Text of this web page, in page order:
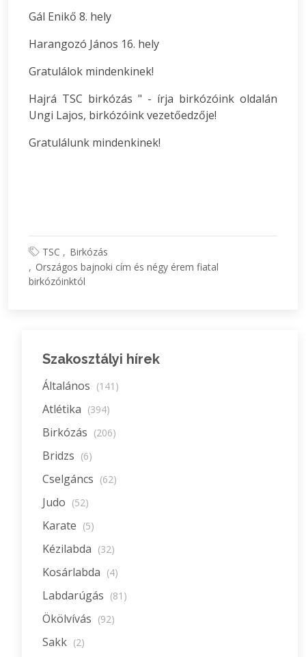
Gál Enikő 8. hely
Harangozó János 16. hely
Gratulálok mindenkinek!
Hajrá TSC birkózás " - írja birkózóink oldalán
Ungi Lajos, birkózóink vezetőedzője!
Gratulálunk mindenkinek!
TSC
Birkózás
Országos bajnoki cím és négy érem fiatal
birkózóinktól
Szakosztályi hírek
Általános (141)
Atlétika (394)
Birkózás (206)
Bridzs (6)
Cselgáncs (62)
Judo (52)
Karate (5)
Kézilabda (32)
Kosárlabda (4)
Labdarúgás (81)
Ökölvívás (92)
Sakk (2)